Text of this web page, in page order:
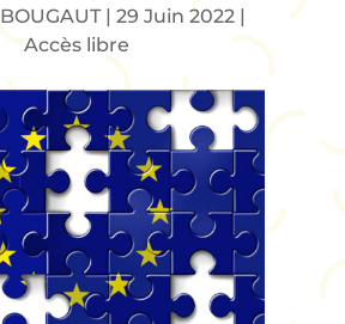
| 29 Juin 2022
Accès libre